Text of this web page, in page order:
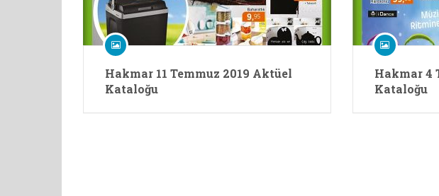
Hakmar 11 Temmuz 2019 Aktüel
Kataloğu
Hakmar 4
Kataloğu